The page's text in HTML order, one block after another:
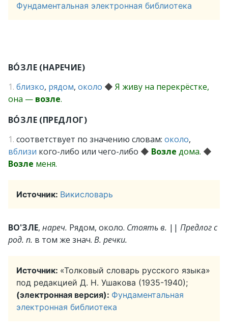
Фундаментальная электронная библиотека
ВО́ЗЛЕ (НАРЕЧИЕ)
1. близко, рядом, около ◆ Я живу на перекрёстке,
она — возле.
ВО́ЗЛЕ (ПРЕДЛОГ)
1. соответствует по значению словам: около,
вблизи кого-либо или чего-либо ◆ Возле дома. ◆
Возле меня.
Источник: Викисловарь
ВО'ЗЛЕ, нареч. Рядом, около. Стоять в. || Предлог с
род. п. в том же знач. В. речки.
Источник: «Толковый словарь русского языка»
под редакцией Д. Н. Ушакова (1935-1940);
(электронная версия): Фундаментальная
электронная библиотека